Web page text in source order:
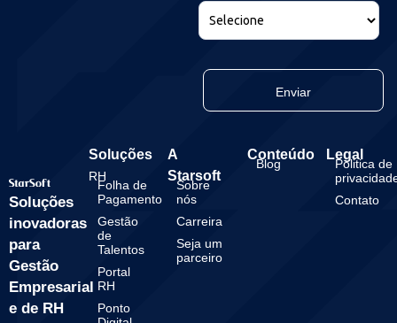
Enviar
Soluções
inovadoras
para
Gestão
Empresarial
e de RH
Soluções
RH
Folha de
Pagamento
Gestão
de
Talentos
Portal
RH
Ponto
A
Starsoft
Sobre
nós
Carreira
Seja um
parceiro
Conteúdo
Blog
Legal
Politica de
Contato